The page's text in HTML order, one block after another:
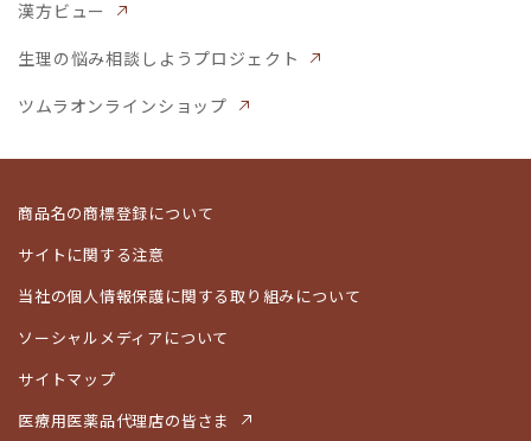
漢方ビュー
生理の悩み相談しようプロジェクト
ツムラオンラインショップ
商品名の商標登録について
サイトに関する注意
当社の個人情報保護に関する取り組みについて
ソーシャルメディアについて
サイトマップ
医療用医薬品代理店の皆さま